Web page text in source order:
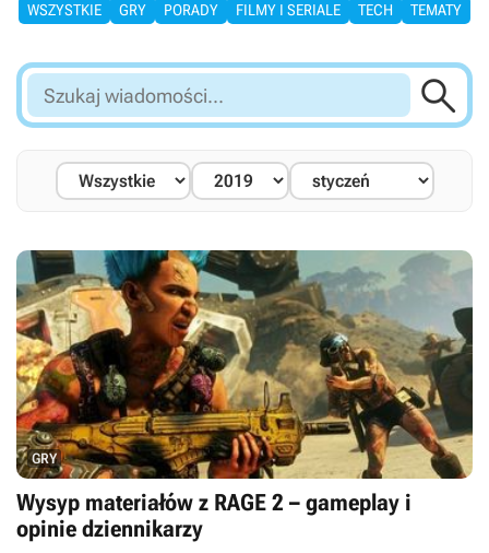
WSZYSTKIE GRY PORADY FILMY I SERIALE TECH TEMATY
Szukaj
wiadomości...

GRY
Wysyp materiałów z RAGE 2 – gameplay i
opinie dziennikarzy